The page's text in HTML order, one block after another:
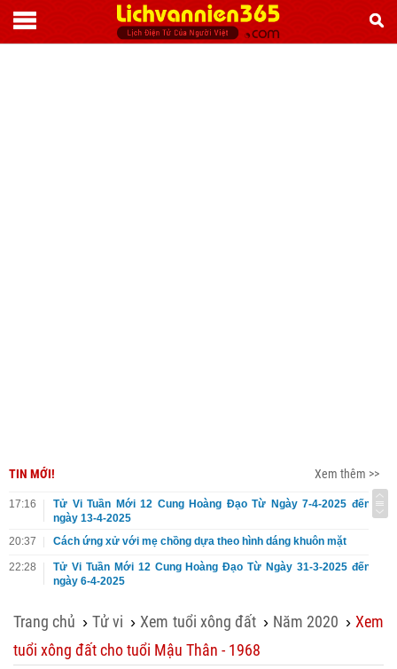
TIN MỚI! Xem thêm >>
17:16
Tử Vi Tuần Mới 12 Cung Hoàng Đạo Từ Ngày 7-4-2025 đến
ngày 13-4-2025
20:37
Cách ứng xử với mẹ chồng dựa theo hình dáng khuôn mặt
22:28
Tử Vi Tuần Mới 12 Cung Hoàng Đạo Từ Ngày 31-3-2025 đến
ngày 6-4-2025
Trang chủ ›Tử vi ›Xem tuổi xông đất › Năm 2020 ›Xem
tuổi xông đất cho tuổi Mậu Thân - 1968